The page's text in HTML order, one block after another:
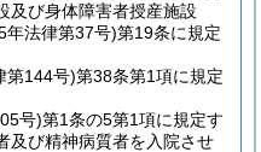
及び身体障害者授産施設
年法律第37号)第19条に規定
第144号)第38条第1項に規定
号)第1条の5第1項に規定す
及び精神病質者を入院させ